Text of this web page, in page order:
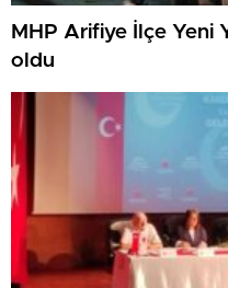
MHP Arifiye İlçe Yeni
oldu